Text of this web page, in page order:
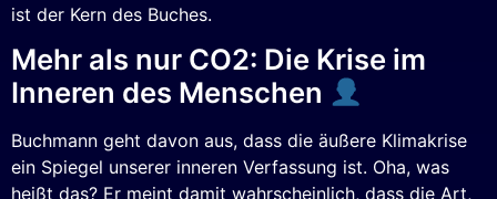
ist der Kern des Buches.
Mehr als nur CO2: Die Krise im
Inneren des Menschen
Buchmann geht davon aus, dass die äußere Klimakrise
ein Spiegel unserer inneren Verfassung ist. Oha, was
heißt das? Er meint damit wahrscheinlich, dass die Art,